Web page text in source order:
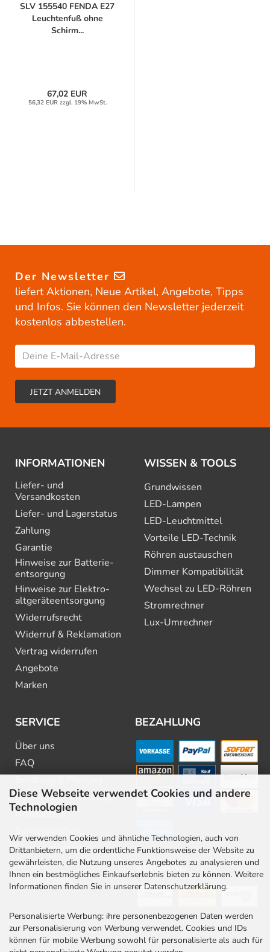
Diese Webseite verwendet Cookies und andere
Technologien
Wir verwenden Cookies und ähnliche Technologien, auch von
Drittanbietern, um die ordentliche Funktionsweise der Website zu
gewährleisten, die Nutzung unseres Angebotes zu analysieren und
Ihnen ein bestmögliches Einkaufserlebnis bieten zu können. Weitere
Informationen finden Sie in unserer Datenschutzerklärung.
Personalisierte Werbung: ihre personenbezogenen Daten werden
zur Personalisierung von Werbung verwendet. Cookies und IDs
können für mobile Werbung sowohl für personalisierte als auch für
SLV 155540 FENDA E27
Leuchtenfuß ohne
Schirm...
67,02 EUR
56,32 EUR zzgl. 19% MwSt.
Der Newsletter
liefert Aktionen, Neue Artikel, Angebote, Tipps
und Infos. Sie können den Newsletter jederzeit
kostenlos abbestellen.
INFORMATIONEN
Liefer- und
Versandkosten
Liefer- und Lagerstatus
Zahlung
Garantie
Hinweise zur Batterie­
entsorgung
Hinweise zur Elektro­
altgeräte­entsorgung
Widerrufsrecht
Widerruf & Reklamation
Vertrag widerrufen
Angebote
Marken
WISSEN & TOOLS
Grundwissen
LED-Lampen
LED-Leuchtmittel
Vorteile LED-Technik
Röhren austauschen
Dimmer Kompatibilität
Wechsel zu LED-Röhren
Stromrechner
Lux-Umrechner
SERVICE
Über uns
FAQ
Downloads & Kataloge
Newsletter
Stellenangebote
Kontakt
Rabatt Codes
BEZAHLUNG
VERSAND